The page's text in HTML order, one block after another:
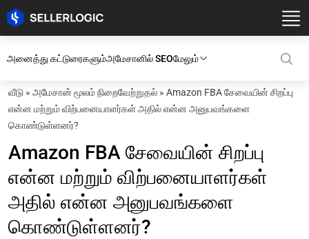
அனைத்து கட்டுரைகளும்அமேசானில் SEOமேலும்
வீடு » அமேசான் மூலம் நிறைவேற்றுதல் » Amazon FBA சேவையின் சிறப்பு
என்ன மற்றும் விற்பனையாளர்கள் அதில் என்ன அனுபவங்களை
கொண்டுள்ளனர்?
Amazon FBA சேவையின் சிறப்பு
என்ன மற்றும் விற்பனையாளர்கள்
அதில் என்ன அனுபவங்களை
கொண்டுள்ளனர்?